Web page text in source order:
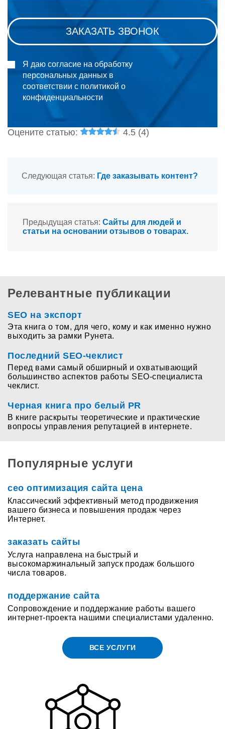
Я даю согласие на обработку
персональных данных в
соответствии с политикой о
конфиденциальности
Оцените статью: 4.5 (4)
Следующая статья: Где заказывать контент?
Предыдущая статья: Сайты для людей и
статьи на основании отзывов о товарах.
Релевантные публикации
SEO на экспорт
Эта книга о том, для чего, кому и как именно нужно
выходить за рамки Рунета.
Последний SEO-чеклист
Перед вами самый обширный и охватывающий
большинство аспектов работы SEO-специалиста
чеклист.
Черная книга про белый PR
В книге раскрыты теоретические и практические
вопросы управления репутацией в интернете.
Популярные услуги
сео оптимизация сайта цена
Классический эффективный метод продвижения
вашего бизнеса и повышения продаж через
Интернет.
заказать сайты
Услуга направлена на быстрый и
высокомаржинальный запуск продаж большого
числа товаров.
поддержание сайта
Сопровождение и поддержание работы вашего
интернет-проекта нашими специалистами удаленно.
ВСЕ УСЛУГИ